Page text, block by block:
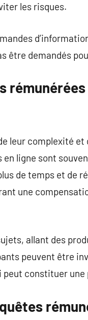
les risques.
être demandés
leur complexité
ligne sont
de temps et de
une
allant des
peuvent être
constituer